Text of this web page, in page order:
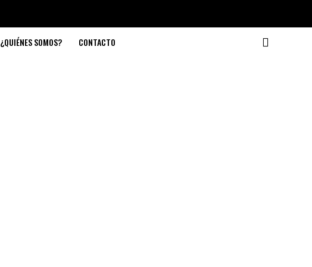
¿QUIÉNES SOMOS? CONTACTO